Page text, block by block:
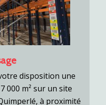
disposition une
000 m² sur un site
à proximité